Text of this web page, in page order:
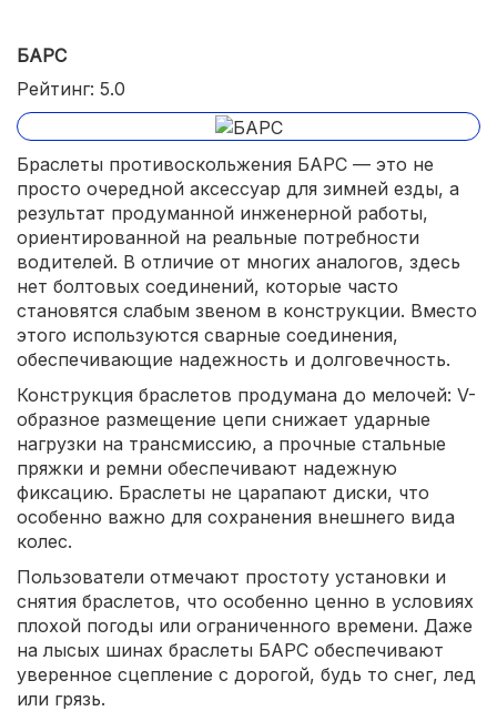
БАРС
Рейтинг: 5.0
Браслеты противоскольжения БАРС — это не
просто очередной аксессуар для зимней езды, а
результат продуманной инженерной работы,
ориентированной на реальные потребности
водителей. В отличие от многих аналогов, здесь
нет болтовых соединений, которые часто
становятся слабым звеном в конструкции. Вместо
этого используются сварные соединения,
обеспечивающие надежность и долговечность.
Конструкция браслетов продумана до мелочей: V-
образное размещение цепи снижает ударные
нагрузки на трансмиссию, а прочные стальные
пряжки и ремни обеспечивают надежную
фиксацию. Браслеты не царапают диски, что
особенно важно для сохранения внешнего вида
колес.
Пользователи отмечают простоту установки и
снятия браслетов, что особенно ценно в условиях
плохой погоды или ограниченного времени. Даже
на лысых шинах браслеты БАРС обеспечивают
уверенное сцепление с дорогой, будь то снег, лед
или грязь.